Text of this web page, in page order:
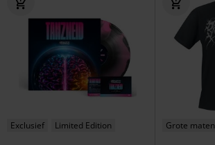
Exclusief Limited Edition Grote maten